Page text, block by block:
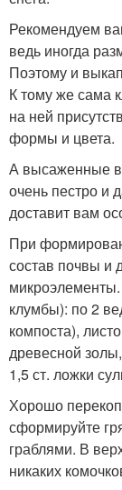
Рекомендуем
ведь иногда
Поэтому и
К тому же сама
на ней
формы и цвета.
А высаженные
очень пестро и
доставит вам
При
состав почвы и
клумбы): по 2
компоста),
древесной
1,5 ст. ложки
Хорошо
сформируйте
граблями. В
никаких